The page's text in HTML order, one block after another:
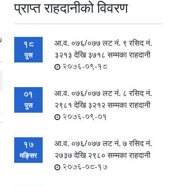
प्राप्त राहदानीको विवरण
18
पुस
आ.व. ०७६/०७७ लट नं. ९ रसिद नं‍.
३२१३ देखि ३७१८ सम्मका राहदानी
2076-09-18
01
पुस
आ.व. ०७६/०७७ लट नं. ८ रसिद नं‍.
२९८१ देखि ३२१२ सम्मका राहदानी
2076-09-01
17
मङ्सिर
आ.व. ०७६/०७७ लट नं. ७ रसिद नं‍.
२७३७ देखि २९८० सम्मका राहदानी
2076-08-17